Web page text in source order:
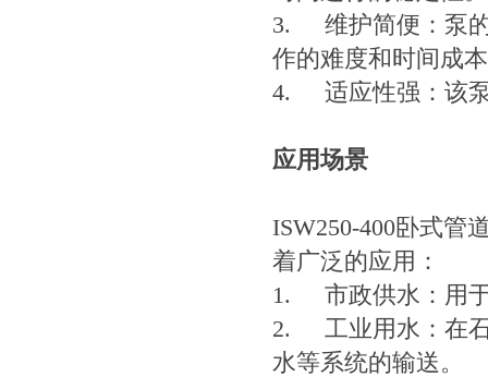
3.
维护简便：泵
作的难度和时间成
4.
适应性强：该
应用场景
ISW250-400卧式管
着广泛的应用：
1.
市政供水：用
2.
工业用水：在
水等系统的输送。